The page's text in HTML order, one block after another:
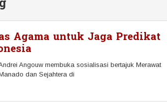
Agama untuk Jaga Predikat
Angouw membuka sosialisasi bertajuk Merawat
dan Sejahtera di